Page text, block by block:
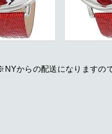
からの配送になりますの